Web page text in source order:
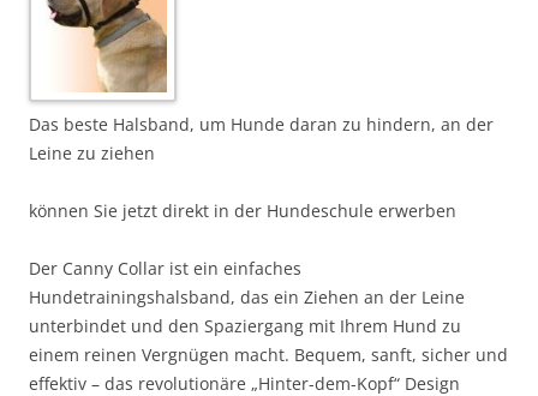
Das beste Halsband, um Hunde daran zu hindern, an der
Leine zu ziehen
können Sie jetzt direkt in der Hundeschule erwerben
Der Canny Collar ist ein einfaches
Hundetrainingshalsband, das ein Ziehen an der Leine
unterbindet und den Spaziergang mit Ihrem Hund zu
einem reinen Vergnügen macht. Bequem, sanft, sicher und
effektiv – das revolutionäre „Hinter-dem-Kopf“ Design